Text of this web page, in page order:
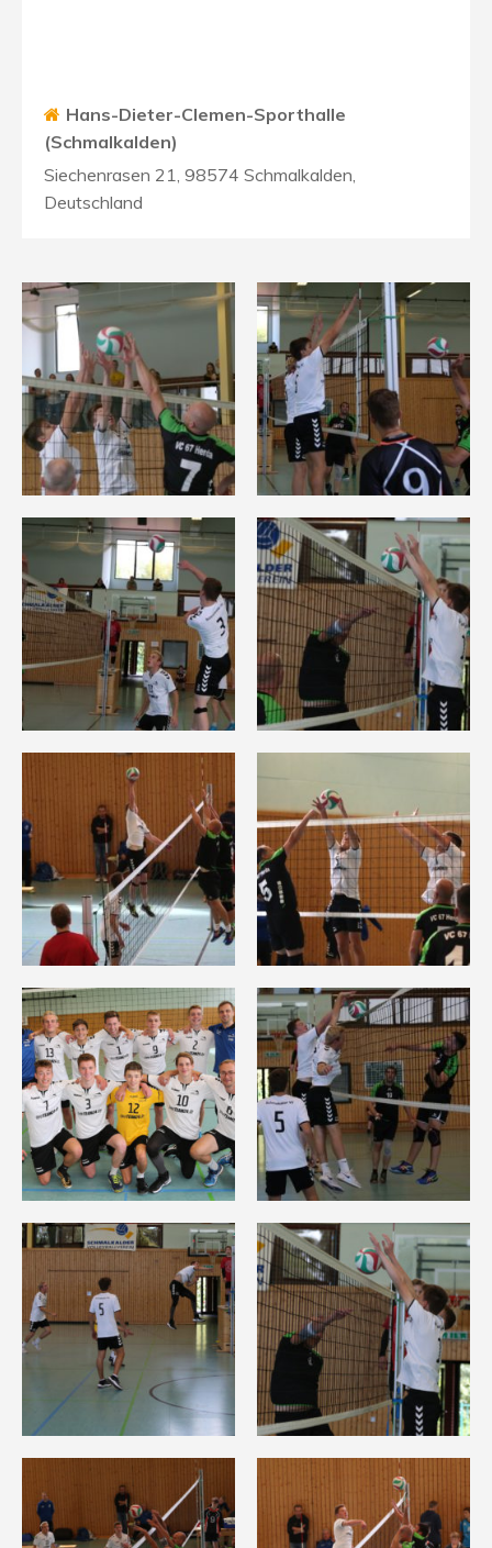
Hans-Dieter-Clemen-Sporthalle
(Schmalkalden)
Siechenrasen 21, 98574 Schmalkalden,
Deutschland